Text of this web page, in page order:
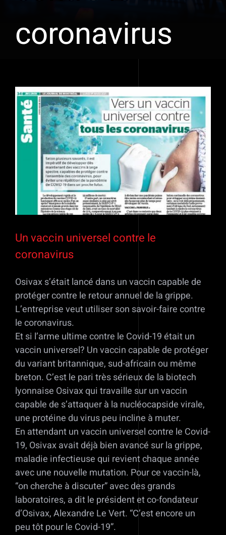
coronavirus
Voir
l'image
agrandie
Un vaccin universel contre le
coronavirus
Osivax s’était lancé dans un vaccin capable de
protéger contre le retour annuel de la grippe.
L’entreprise veut utiliser son savoir-faire contre
le coronavirus.
Et si l’arme ultime contre le Covid-19 était un
vaccin universel? Un vaccin capable de protéger
du variant britannique, sud-africain ou même
breton. C’est le pari très sérieux de la biotech
lyonnaise Osivax qui travaille sur un vaccin
capable de s’attaquer à la nucléocapside virale,
une protéine du virus peu incline à muter.
En attendant un vaccin universel contre le Covid-
19, Osivax avait déjà bien avancé sur la grippe,
maladie infectieuse qui revient chaque année
avec une nouvelle mutation. Pour ce vaccin-là,
“on cherche à discuter” avec des grands
laboratoires, a dit le président et co-fondateur
d’Osivax, Alexandre Le Vert. “C’est encore un
peu tôt pour le Covid-19”.